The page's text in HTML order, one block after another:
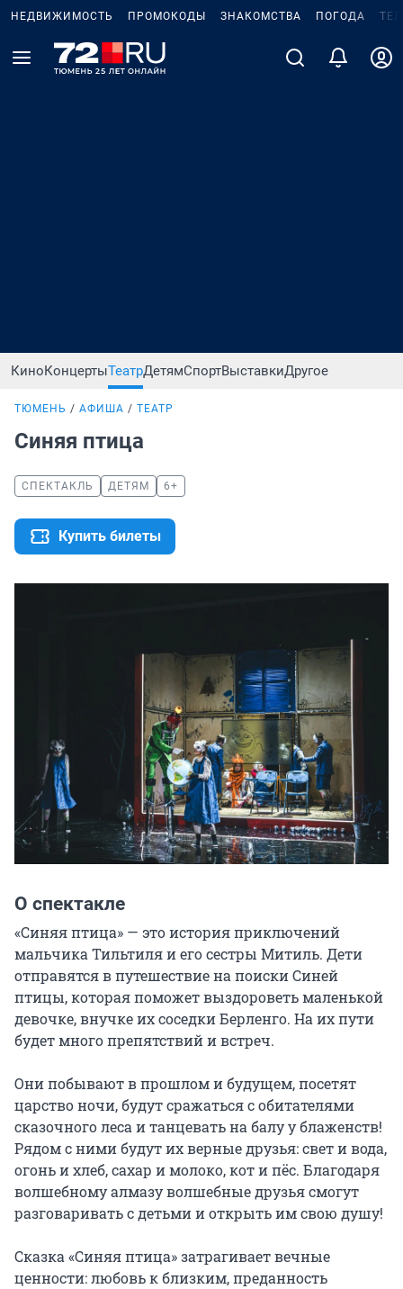
НЕДВИЖИМОСТЬ ПРОМОКОДЫ ЗНАКОМСТВА ПОГОДА
КиноКонцертыТеатрДетямСпортВыставкиДругое
ТЮМЕНЬ АФИША ТЕАТР
Синяя птица
СПЕКТАКЛЬ ДЕТЯМ 6+
Купить билеты
О спектакле
«Синяя птица» — это история приключений
мальчика Тильтиля и его сестры Митиль. Дети
отправятся в путешествие на поиски Синей
птицы, которая поможет выздороветь маленькой
девочке, внучке их соседки Берленго. На их пути
будет много препятствий и встреч.
Они побывают в прошлом и будущем, посетят
царство ночи, будут сражаться с обитателями
сказочного леса и танцевать на балу у блаженств!
Рядом с ними будут их верные друзья: свет и вода,
огонь и хлеб, сахар и молоко, кот и пёс. Благодаря
волшебному алмазу волшебные друзья смогут
разговаривать с детьми и открыть им свою душу!
Сказка «Синяя птица» затрагивает вечные
ценности: любовь к близким, преданность